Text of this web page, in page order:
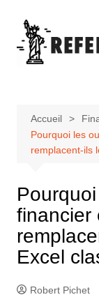
contenu
Accueil
Pourquoi les
remplacent-ils
financier
Excel
Robert Pichet